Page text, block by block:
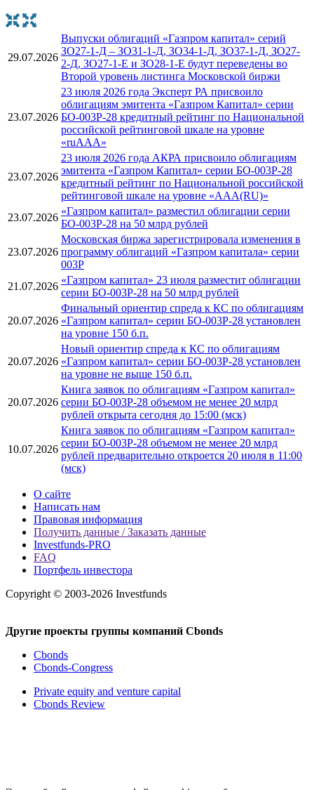
29.07.2026
Выпуски облигаций «Газпром капитал» серий
ЗО27-1-Д – ЗО31-1-Д, ЗО34-1-Д, ЗО37-1-Д, ЗО27-
2-Д, ЗО27-1-Е и ЗО28-1-Е будут переведены во
Второй уровень листинга Московской биржи
23.07.2026
23 июля 2026 года Эксперт РА присвоило
облигациям эмитента «Газпром Капитал» серии
БО-003Р-28 кредитный рейтинг по Национальной
российской рейтинговой шкале на уровне
«ruAAA»
23.07.2026
23 июля 2026 года АКРА присвоило облигациям
эмитента «Газпром Капитал» серии БО-003Р-28
кредитный рейтинг по Национальной российской
рейтинговой шкале на уровне «AAA(RU)»
23.07.2026
«Газпром капитал» разместил облигации серии
БО-003Р-28 на 50 млрд рублей
23.07.2026
Московская биржа зарегистрировала изменения в
программу облигаций «Газпром капитала» серии
003Р
21.07.2026
«Газпром капитал» 23 июля разместит облигации
серии БО-003Р-28 на 50 млрд рублей
20.07.2026
Финальный ориентир спреда к КС по облигациям
«Газпром капитал» серии БО-003Р-28 установлен
на уровне 150 б.п.
20.07.2026
Новый ориентир спреда к КС по облигациям
«Газпром капитал» серии БО-003Р-28 установлен
на уровне не выше 150 б.п.
20.07.2026
Книга заявок по облигациям «Газпром капитал»
серии БО-003Р-28 объемом не менее 20 млрд
рублей открыта сегодня до 15:00 (мск)
10.07.2026
Книга заявок по облигациям «Газпром капитал»
серии БО-003Р-28 объемом не менее 20 млрд
рублей предварительно откроется 20 июля в 11:00
(мск)
О сайте
Написать нам
Правовая информация
Получить данные / Заказать данные
Investfunds-PRO
FAQ
Портфель инвестора
Copyright © 2003-2026 Investfunds
Другие проекты группы компаний Cbonds
Cbonds
Cbonds-Congress
Private equity and venture capital
Cbonds Review